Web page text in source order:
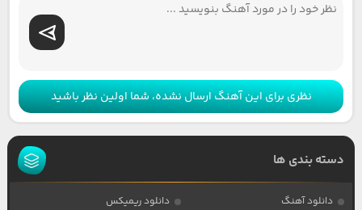
نظری برای این آهنگ ارسال نشده، شما اولین نظر باشید
دسته بندی ها
دانلود آهنگ
دانلود ریمیکس